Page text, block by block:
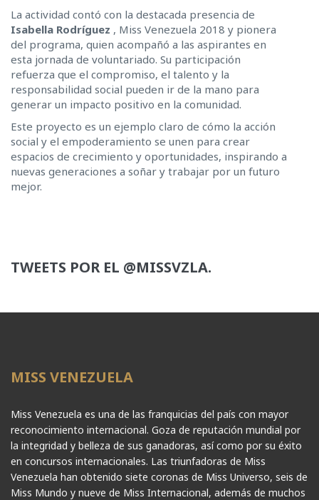
La actividad contó con la destacada presencia de
Isabella Rodríguez , Miss Venezuela 2018 y pionera
del programa, quien acompañó a las aspirantes en
esta jornada de voluntariado. Su participación
refuerza que el compromiso, el talento y la
responsabilidad social pueden ir de la mano para
generar un impacto positivo en la comunidad.
Este proyecto es un ejemplo claro de cómo la acción
social y el empoderamiento se unen para crear
espacios de crecimiento y oportunidades, inspirando a
nuevas generaciones a soñar y trabajar por un futuro
mejor.
TWEETS POR EL @MISSVZLA.
MISS VENEZUELA
Miss Venezuela es una de las franquicias del país con mayor
reconocimiento internacional. Goza de reputación mundial por
la integridad y belleza de sus ganadoras, así como por su éxito
en concursos internacionales. Las triunfadoras de Miss
Venezuela han obtenido siete coronas de Miss Universo, seis de
Miss Mundo y nueve de Miss Internacional, además de muchos